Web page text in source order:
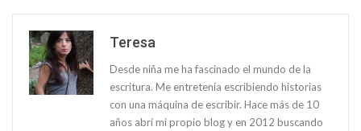
Teresa
Desde niña me ha fascinado el mundo de la
escritura. Me entretenía escribiendo historias
con una máquina de escribir. Hace más de 10
años abrí mi propio blog y en 2012 buscando